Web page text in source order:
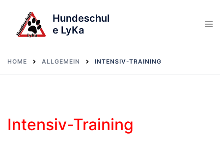
content
Hundeschul
e LyKa
HOME ALLGEMEIN INTENSIV-TRAINING
Intensiv-Training